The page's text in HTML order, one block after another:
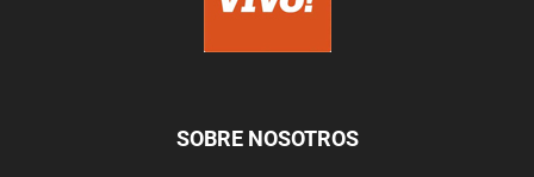
SOBRE NOSOTROS